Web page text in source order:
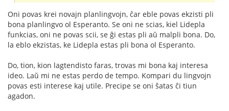
Oni povas krei novajn planlingvojn, ĉar eble povas ekzisti pli
bona planlingvo ol Esperanto. Se oni ne scias, kiel Lidepla
funkcias, oni ne povas scii, se ĝi estas pli aŭ malpli bona. Do,
la eblo ekzistas, ke Lidepla estas pli bona ol Esperanto.
Do, tion, kion lagtendisto faras, trovas mi bona kaj interesa
ideo. Laŭ mi ne estas perdo de tempo. Kompari du lingvojn
povas esti interese kaj utile. Precipe se oni ŝatas ĉi tiun
agadon.